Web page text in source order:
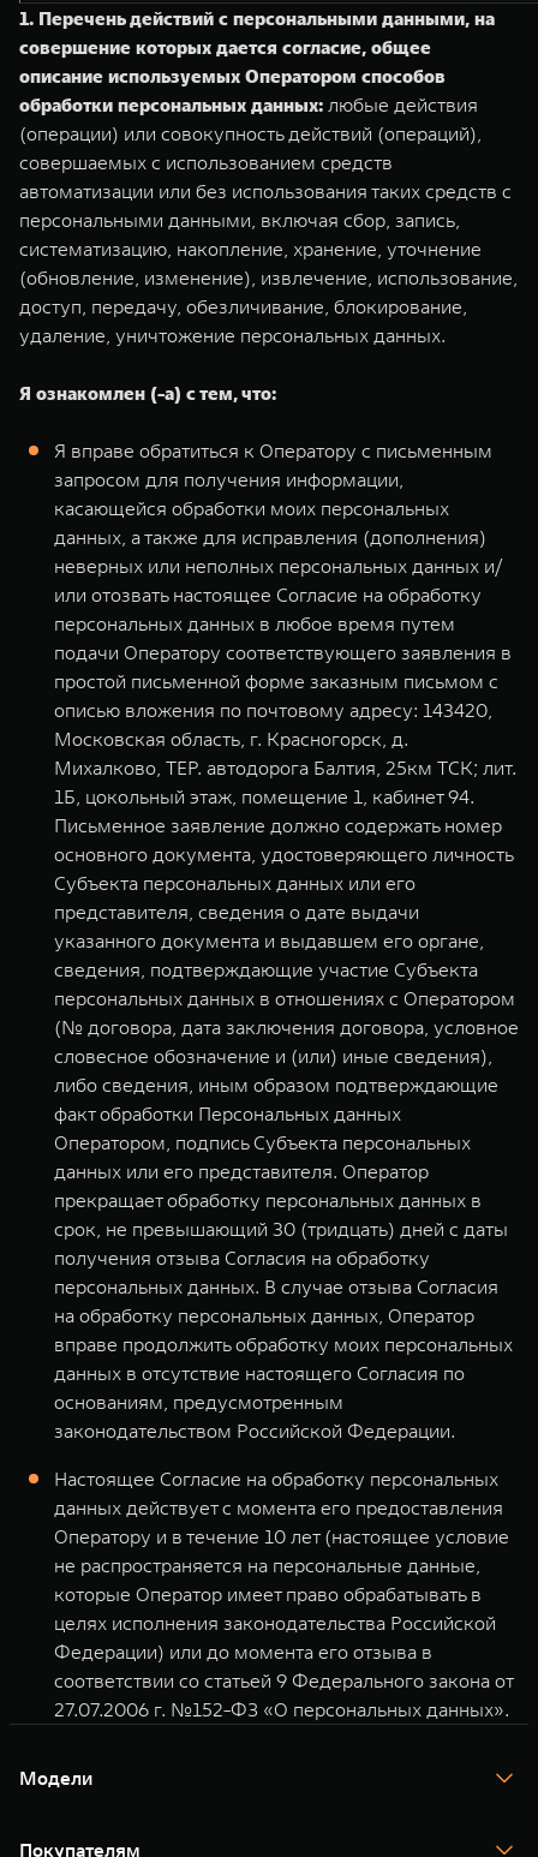
1. Перечень действий с персональными данными, на
совершение которых дается согласие, общее
описание используемых Оператором способов
обработки персональных данных: любые действия
(операции) или совокупность действий (операций),
совершаемых с использованием средств
автоматизации или без использования таких средств с
персональными данными, включая сбор, запись,
систематизацию, накопление, хранение, уточнение
(обновление, изменение), извлечение, использование,
доступ, передачу, обезличивание, блокирование,
удаление, уничтожение персональных данных.
Я ознакомлен (-а) с тем, что:
Я вправе обратиться к Оператору с письменным
запросом для получения информации,
касающейся обработки моих персональных
данных, а также для исправления (дополнения)
неверных или неполных персональных данных и/
или отозвать настоящее Согласие на обработку
персональных данных в любое время путем
подачи Оператору соответствующего заявления в
простой письменной форме заказным письмом с
описью вложения по почтовому адресу: 143420,
Московская область, г. Красногорск, д.
Михалково, ТЕР. автодорога Балтия, 25км ТСК; лит.
1Б, цокольный этаж, помещение 1, кабинет 94.
Письменное заявление должно содержать номер
основного документа, удостоверяющего личность
Субъекта персональных данных или его
представителя, сведения о дате выдачи
указанного документа и выдавшем его органе,
сведения, подтверждающие участие Субъекта
персональных данных в отношениях с Оператором
(№ договора, дата заключения договора, условное
словесное обозначение и (или) иные сведения),
либо сведения, иным образом подтверждающие
факт обработки Персональных данных
Оператором, подпись Субъекта персональных
данных или его представителя. Оператор
прекращает обработку персональных данных в
срок, не превышающий 30 (тридцать) дней с даты
получения отзыва Согласия на обработку
персональных данных. В случае отзыва Согласия
на обработку персональных данных, Оператор
вправе продолжить обработку моих персональных
данных в отсутствие настоящего Согласия по
основаниям, предусмотренным
законодательством Российской Федерации.
Настоящее Согласие на обработку персональных
данных действует с момента его предоставления
Оператору и в течение 10 лет (настоящее условие
не распространяется на персональные данные,
которые Оператор имеет право обрабатывать в
целях исполнения законодательства Российской
Федерации) или до момента его отзыва в
соответствии со статьей 9 Федерального закона от
27.07.2006 г. №152-ФЗ «О персональных данных».
Модели
TANK 400
Покупателям